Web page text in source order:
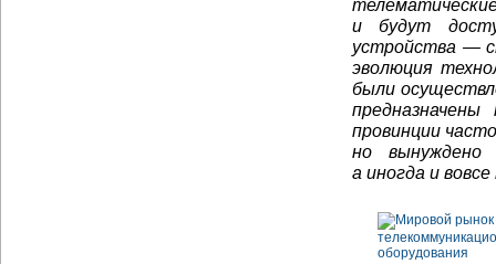
и будут
устройства —
эволюция
были
провинции
но вынуждено
а иногда и